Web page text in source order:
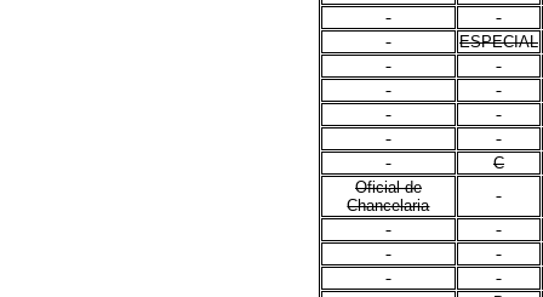
ESPECIAL
C
Oficial de
Chancelaria